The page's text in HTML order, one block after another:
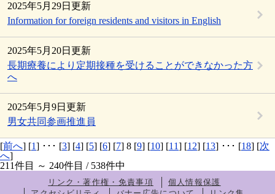
2025年5月29日更新
Information for foreign residents and visitors in English
2025年5月20日更新
長期療養により定期接種を受けることができなかった方
へ
2025年5月9日更新
男女共同参画推進員
[前へ] [1] ･･･ [3] [4] [5] [6] [7] 8 [9] [10] [11] [12] [13] ･･･ [18] [次
へ]
211件目 ～ 240件目 / 538件中
リンク・著作権・免責事項
個人情報保護